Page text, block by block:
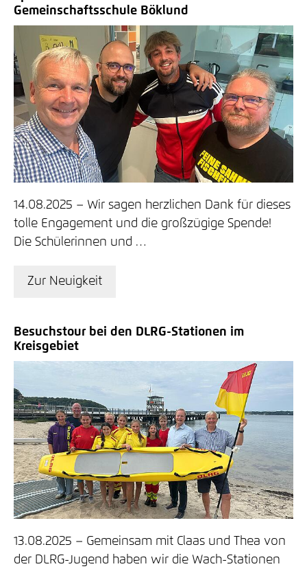
Gemeinschaftsschule Böklund
14.08.2025
Wir sagen herzlichen Dank für dieses
tolle Engagement und die großzügige Spende!
Die Schülerinnen und …
Zur Neuigkeit
Besuchstour bei den DLRG-Stationen im
Kreisgebiet
13.08.2025
Gemeinsam mit Claas und Thea von
der DLRG-Jugend haben wir die Wach-Stationen